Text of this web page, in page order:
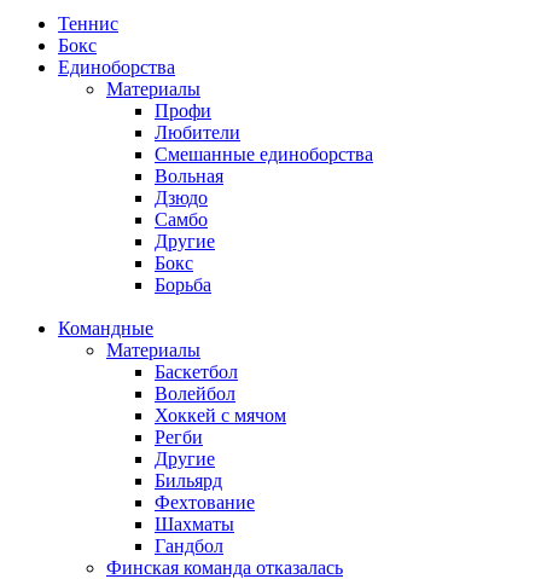
Теннис
Бокс
Единоборства
Материалы
Профи
Любители
Смешанные единоборства
Вольная
Дзюдо
Самбо
Другие
Бокс
Борьба
Командные
Материалы
Баскетбол
Волейбол
Хоккей с мячом
Регби
Другие
Бильярд
Фехтование
Шахматы
Гандбол
Финская команда отказалась